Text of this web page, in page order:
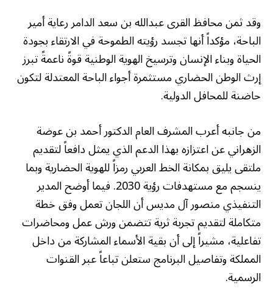
وقد ثمن محافظ القرى عبدالله بن سعد الدامر رعاية أمير
الباحة، مؤكداً أنها تجسد رؤيته الطموحة في الارتقاء بجودة
الحياة وبناء الإنسان وترسيخ الهوية الوطنية قوةً ناعمةً تبرز
إرث الوطن الحضاري مستثمرة أجواء الباحة المعتدلة لتكون
حاضنة للمحافل الدولية.
من جانبه أعرب المشرف العام الدكتور أحمد بن عوضة
الزهراني عن اعتزازه بهذا الدعم الذي يمثل دافعاً لتقديم
ملتقى يليق بمكانة الخط العربي رمزاً للهوية الحضارية وبما
ينسجم مع مستهدفات رؤية 2030. فيما أوضح المدير
التنفيذي منصور آل مديس أن اللجان تعمل وفق خطة
متكاملة لتقديم تجربة ثرية تتضمن ورش عمل ومحاضرات
تفاعلية، مشيراً إلى أن بقية الأسماء المشاركة من داخل
المملكة وتفاصيل البرنامج ستعلن تباعاً عبر القنوات
الرسمية.